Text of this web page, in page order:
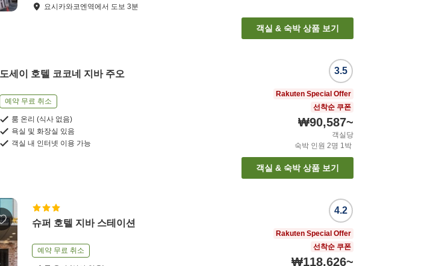
요시카와코엔역에서 도보 3분
객실 & 숙박 상품 보기
도세이 호텔 코코네 지바 주오
예약 무료 취소
룸 온리 (식사 없음)
욕실 및 화장실 있음
객실 내 인터넷 이용 가능
3.5
Rakuten Special Offer
선착순 쿠폰
₩90,587~
객실당
숙박 인원 2명 1박
객실 & 숙박 상품 보기
슈퍼 호텔 지바 스테이션
예약 무료 취소
4.2
Rakuten Special Offer
선착순 쿠폰
₩118,626~